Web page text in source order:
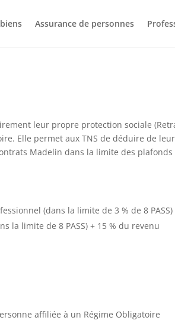
Assurance de personnes
leur propre protection sociale
Elle permet aux TNS de déduire de leur
Madelin dans la limite des plafonds
(dans la limite de 3 % de 8 PASS)
la limite de 8 PASS) + 15 % du revenu
affiliée à un Régime Obligatoire